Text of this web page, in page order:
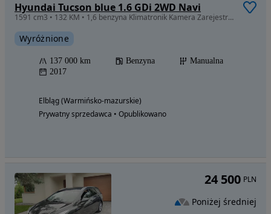
Hyundai Tucson blue 1.6 GDi 2WD Navi
1591 cm3 • 132 KM • 1,6 benzyna Klimatronik Kamera Zarejestrowany Bezwypadkowy
Wyróżnione
137 000 km Benzyna
Manualna
2017
Elbląg (Warmińsko-mazurskie)
Prywatny sprzedawca • Opublikowano
24 500 PLN
Poniżej średniej